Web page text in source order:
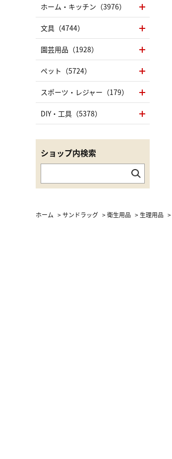
ホーム・キッチン（3976）
文具（4744）
園芸用品（1928）
ペット（5724）
スポーツ・レジャー（179）
DIY・工具（5378）
ショップ内検索
ホーム >サンドラッグ >衛生用品 > 生理用品 >